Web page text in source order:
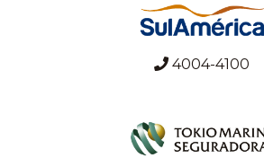
4004-4100